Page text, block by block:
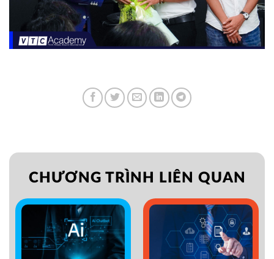
CHƯƠNG TRÌNH LIÊN QUAN